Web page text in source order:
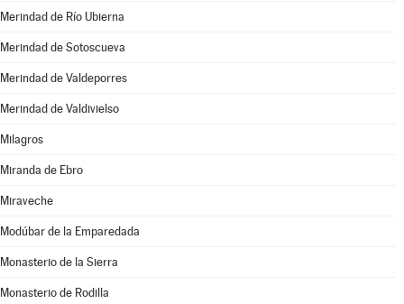
Merindad de Río Ubierna
Merindad de Sotoscueva
Merindad de Valdeporres
Merindad de Valdivielso
Milagros
Miranda de Ebro
Miraveche
Modúbar de la Emparedada
Monasterio de la Sierra
Monasterio de Rodilla